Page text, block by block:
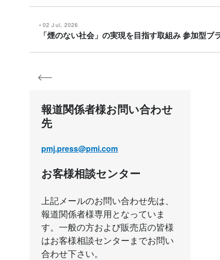
02 Jul, 2026
「煙のない社会」の実現を目指す取組み 参加型
報道関係者様お問い合わせ
先
pmj.press@pmi.com
お客様相談センター
上記メールのお問い合わせ先は、
報道関係者様専用となっていま
す。一般の方および販売店の皆様
はお客様相談センターまでお問い
合わせ下さい。